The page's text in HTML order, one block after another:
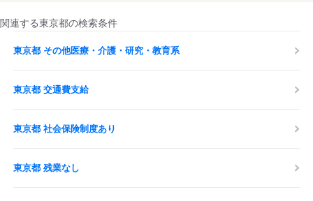
関連する東京都の検索条件
東京都 その他医療・介護・研究・教育系
東京都 交通費支給
東京都 社会保険制度あり
東京都 残業なし